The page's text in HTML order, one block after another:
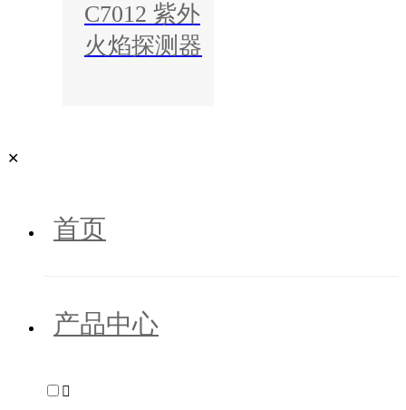
C7012 紫外
火焰探测器
✕
首页
产品中心
